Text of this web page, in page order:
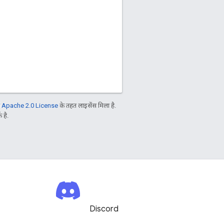
Apache 2.0 License के तहत लाइसेंस मिला है.
है.
Discord